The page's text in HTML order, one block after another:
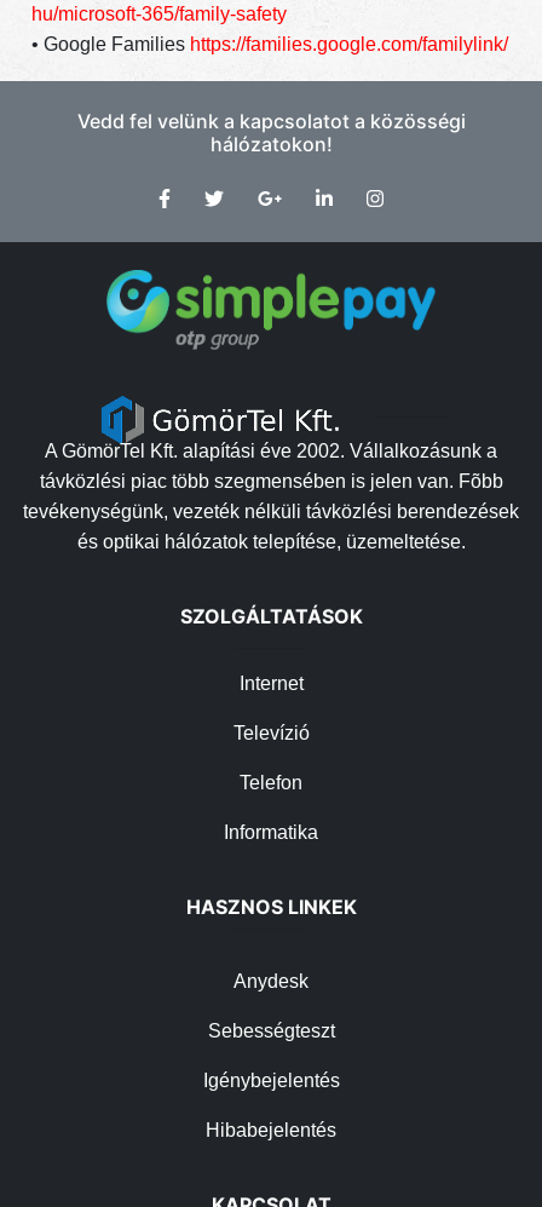
hu/microsoft-365/family-safety
​• Google Families https://families.google.com/familylink/
Vedd fel velünk a kapcsolatot a közösségi
hálózatokon!
A GömörTel Kft. alapítási éve 2002. Vállalkozásunk a
távközlési piac több szegmensében is jelen van. Fõbb
tevékenységünk, vezeték nélküli távközlési berendezések
és optikai hálózatok telepítése, üzemeltetése.
SZOLGÁLTATÁSOK
Internet
Televízió
Telefon
Informatika
HASZNOS LINKEK
Anydesk
Sebességteszt
Igénybejelentés
Hibabejelentés